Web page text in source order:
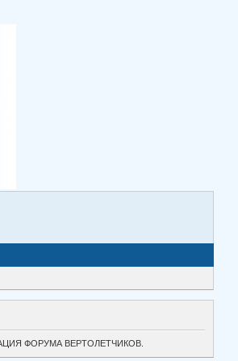
ФОРУМА ВЕРТОЛЕТЧИКОВ.